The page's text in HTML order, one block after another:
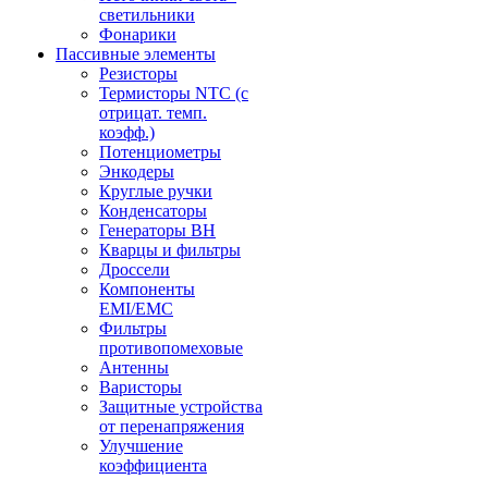
светильники
Фонарики
Пассивные элементы
Резисторы
Термисторы NTC (с
отрицат. темп.
коэфф.)
Потенциометры
Энкодеры
Круглые ручки
Конденсаторы
Генераторы ВН
Кварцы и фильтры
Дроссели
Компоненты
EMI/EMC
Фильтры
противопомеховые
Антенны
Варисторы
Защитные устройства
от перенапряжения
Улучшение
коэффициента